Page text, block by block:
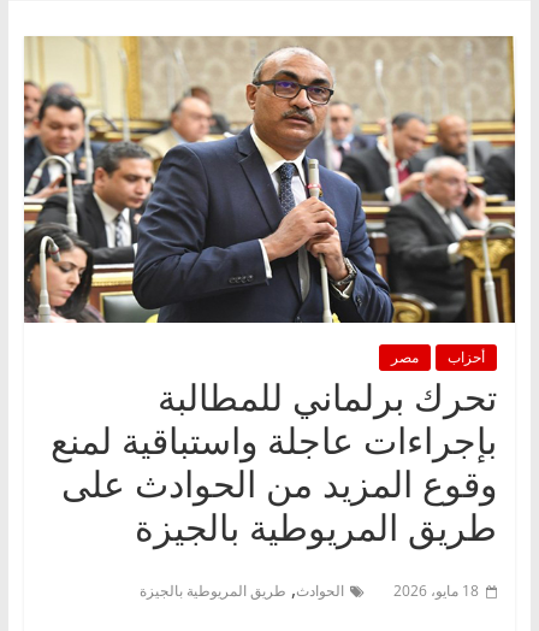
أحزاب مصر
تحرك برلماني للمطالبة
بإجراءات عاجلة واستباقية لمنع
وقوع المزيد من الحوادث على
طريق المريوطية بالجيزة
18 مايو، 2026 الحوادث, طريق المريوطية بالجيزة